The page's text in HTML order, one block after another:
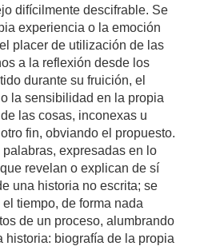
difícilmente descifrable. Se
experiencia o la emoción
placer de utilización de las
a la reflexión desde los
durante su fruición, el
la sensibilidad en la propia
las cosas, inconexas u
fin, obviando el propuesto.
expresadas en lo
revelan o explican de sí
una historia no escrita; se
tiempo, de forma nada
de un proceso, alumbrando
historia: biografía de la propia